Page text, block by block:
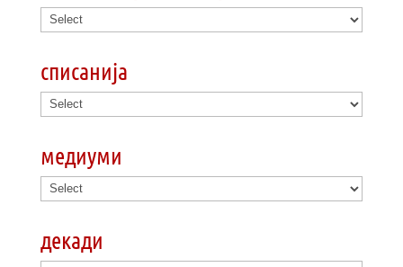
списанија
медиуми
декади